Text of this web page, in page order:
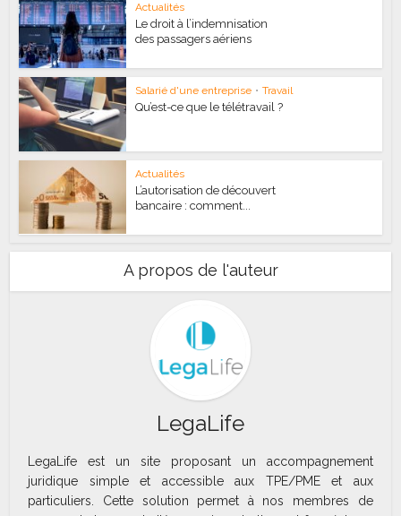
Actualités
Le droit à l’indemnisation
des passagers aériens
Salarié d'une entreprise • Travail
Qu’est-ce que le télétravail ?
Actualités
L’autorisation de découvert
bancaire : comment...
A propos de l'auteur
LegaLife
LegaLife est un site proposant un accompagnement
juridique simple et accessible aux TPE/PME et aux
particuliers. Cette solution permet à nos membres de